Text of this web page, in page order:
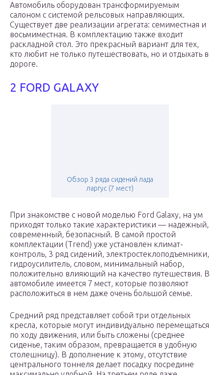
Автомобиль оборудован трансформируемым
салоном с системой рельсовых направляющих.
Существует две реализации агрегата: семиместная и
восьмиместная. В комплектацию также входит
раскладной стол. Это прекрасный вариант для тех,
кто любит не только путешествовать, но и отдыхать в
дороге.
2 FORD GALAXY
Обзор 3 ряда сидений лада
ларгус (7 мест)
При знакомстве с новой моделью Ford Galaxy, на ум
приходят только такие характеристики — надежный,
современный, безопасный. В самой простой
комплектации (Trend) уже установлен климат-
контроль, 3 ряд сидений, электростеклоподъемники,
гидроусилитель, словом, минимальный набор,
положительно влияющий на качество путешествия. В
автомобиле имеется 7 мест, которые позволяют
расположиться в нем даже очень большой семье.
Средний ряд представляет собой три отдельных
кресла, которые могут индивидуально перемещаться
по ходу движения, или быть сложены (среднее
сиденье, таким образом, превращается в удобную
столешницу). В дополнение к этому, отсутствие
центрального тоннеля делает посадку посредине